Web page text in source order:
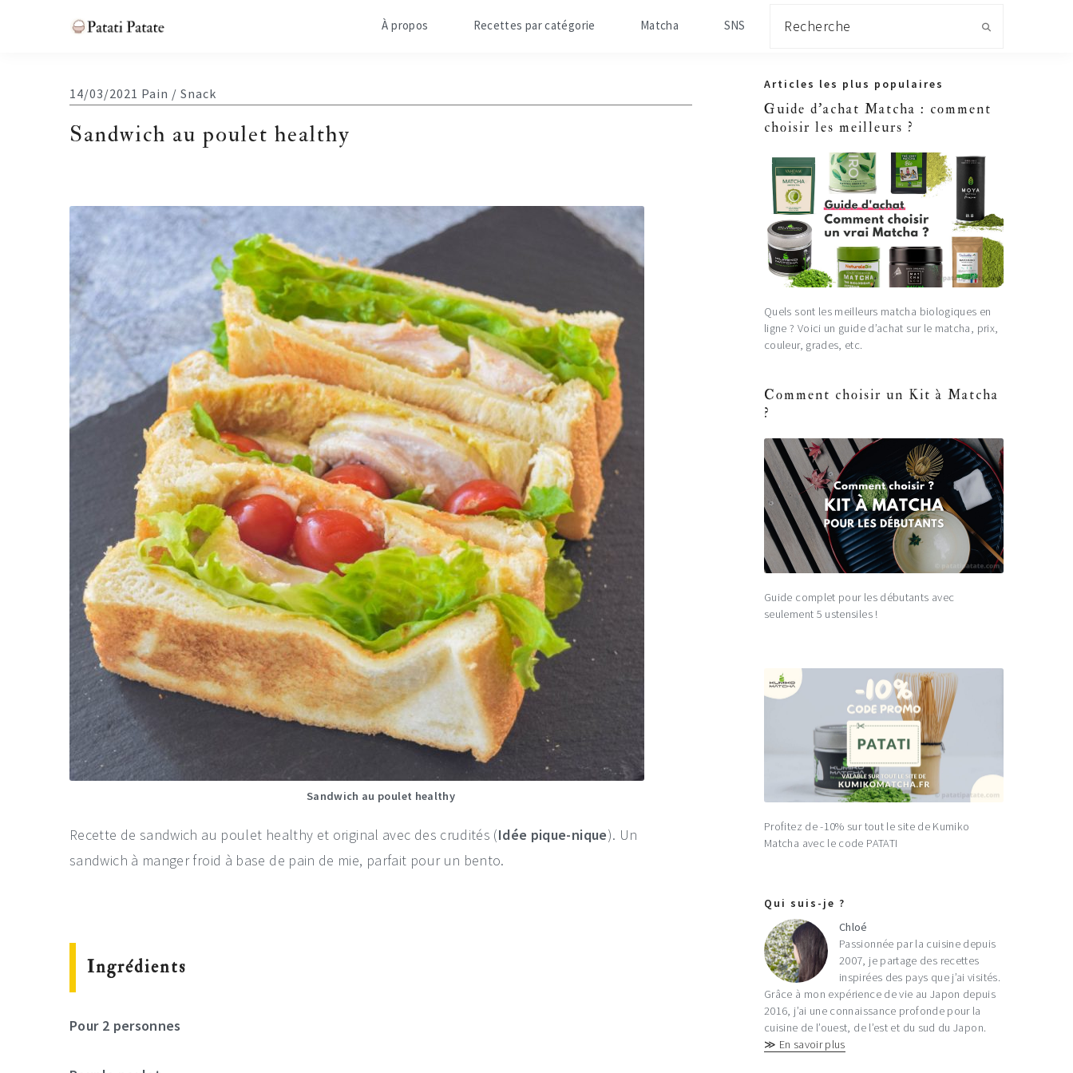
À propos Recettes par catégorie Matcha SNS
14/03/2021 Pain / Snack
Sandwich au poulet healthy
Sandwich au poulet healthy
Recette de sandwich au poulet healthy et original avec des crudités (Idée pique-nique). Un
sandwich à manger froid à base de pain de mie, parfait pour un bento.
Ingrédients
Pour 2 personnes
Primary
Sidebar
Articles les plus populaires
Guide d'achat Matcha : comment
choisir les meilleurs ?
Quels sont les meilleurs matcha biologiques en
ligne ? Voici un guide d’achat sur le matcha, prix,
couleur, grades, etc.
Comment choisir un Kit à Matcha
?
Guide complet pour les débutants avec
seulement 5 ustensiles !
Profitez de -10% sur tout le site de Kumiko
Matcha avec le code PATATI
Qui suis-je ?
Chloé
Passionnée par la cuisine depuis
2007, je partage des recettes
inspirées des pays que j’ai visités.
Grâce à mon expérience de vie au Japon depuis
2016, j’ai une connaissance profonde pour la
cuisine de l’ouest, de l’est et du sud du Japon.
≫ En savoir plus